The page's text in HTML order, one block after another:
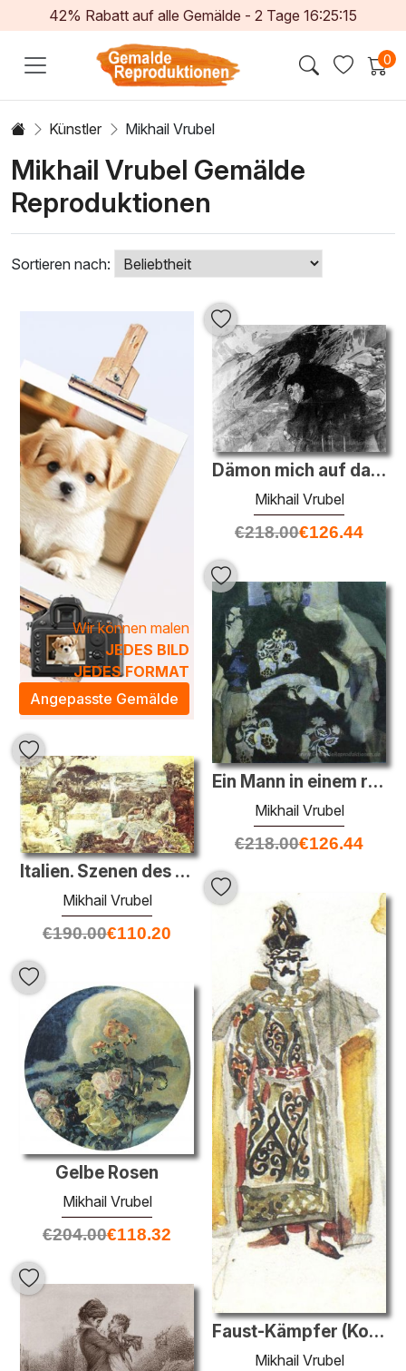
42% Rabatt auf alle Gemälde - 2 Tage 16:25:12
0
Künstler Mikhail Vrubel
Mikhail Vrubel Gemälde
Reproduktionen
Sortieren nach:
Wir können malen
JEDES BILD
JEDES FORMAT
Angepasste Gemälde
Dämon mich auf das Tal
Mikhail Vrubel
€218.00€126.44
Ein Mann in einem russischen Old Style Costume
Mikhail Vrubel
€218.00€126.44
Italien. Szenen des antiken Lebens. (Sketch für den Vorhang in d
Mikhail Vrubel
€190.00€110.20
Faust-Kämpfer (Kostüme für die Oper "Die Zauberin")
Mikhail Vrubel
Gelbe Rosen
Mikhail Vrubel
€204.00€118.32